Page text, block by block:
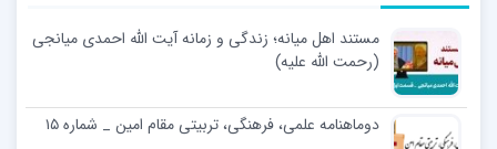
مستند اهل میانه؛ زندگی و زمانه آیت الله احمدی میانجی
(رحمت الله علیه)
دوماهنامه علمی، فرهنگی، تربیتی مقام امین _ شماره ۱۵